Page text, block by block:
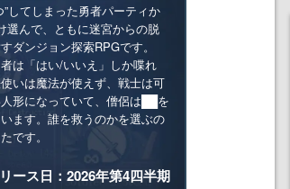
”してしまった勇者パーティか
選んで、ともに迷宮からの脱
ダンジョン探索RPGです。
は「はい/いいえ」しか喋れ
いは魔法が使えず、戦士は可
形になっていて、僧侶は██を
ます。誰を救うのかを選ぶの
です。
ース日：2026年第4四半期